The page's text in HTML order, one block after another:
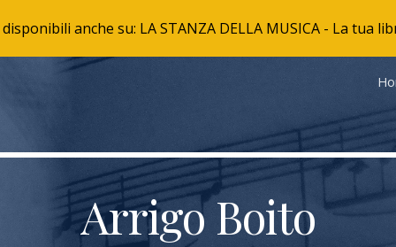
to main content Skip to
anche su: LA STANZA DELLA MUSICA - La tua
Arrigo Boito